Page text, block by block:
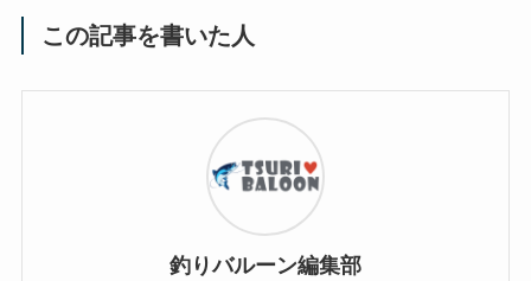
この記事を書いた人
釣りバルーン編集部